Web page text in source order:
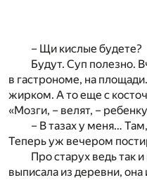
– Щи кислые будете?
Будут. Суп полезно.
в гастрономе, на
жирком. А то еще с
«Мозги, – велят, –
– В тазах у меня…
Теперь уж вечером
Про старух ведь так
выписала из деревни,